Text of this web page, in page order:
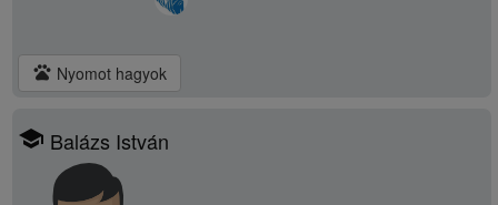
pets Nyomot hagyok
school Balázs István